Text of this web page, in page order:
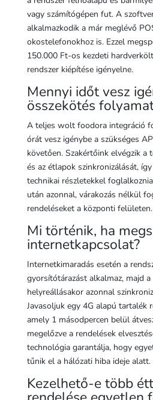
vagy számítógépen fut. A
alkalmazkodik a már meglévő
okostelefonokhoz is. Ezzel
150.000 Ft-os kezdeti
rendszer kiépítése igényelne.
Mennyi időt vesz
összekötés
A teljes wolt foodora integráció
órát vesz igénybe a szükséges
követően. Szakértőink elvégzik a
és az étlapok szinkronizálását,
technikai részletekkel
után azonnal, várakozás nélkül
rendeléseket a központi felületen.
Mi történik, ha
internetkapcsolat?
Internetkimaradás esetén a
gyorsítótárazást alkalmaz, majd
helyreállásakor azonnal
Javasoljuk egy 4G alapú tartalék
amely 1 másodpercen belül
megelőzve a rendelések
technológia garantálja, hogy
tűnik el a hálózati hiba ideje alatt.
Kezelhető-e több